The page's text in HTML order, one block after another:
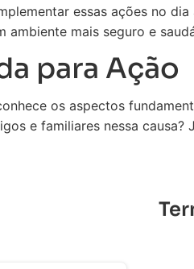
essas ações no
ambiente mais seguro e
para Ação
os aspectos
e familiares nessa